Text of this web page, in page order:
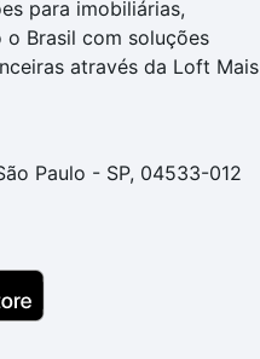
para imobiliárias,
Brasil com soluções
através da Loft Mais
Paulo - SP, 04533-012